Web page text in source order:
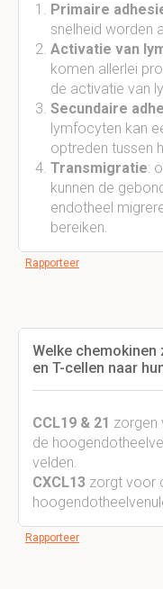
Primaire
snelheid worden
Activatie van
komen allerlei
de activatie van
Secundaire
lymfocyten kan
optreden tussen
Transmigratie:
kunnen de
endotheel
bereiken.
Rapporteer
Welke
en T-cellen naar
CCL19 & 21 zorgen
de
velden.
CXCL13 zorgt voor
Rapporteer